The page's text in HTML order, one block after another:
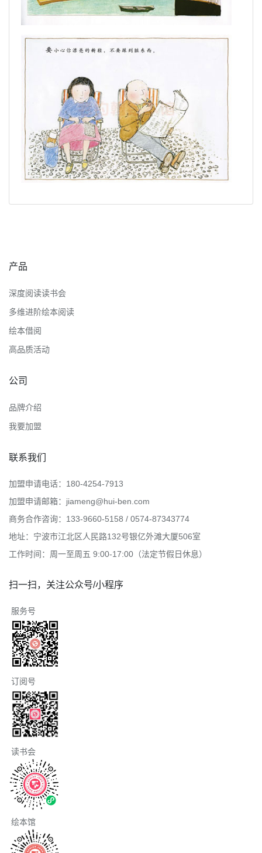
产品
深度阅读读书会
多维进阶绘本阅读
绘本借阅
高品质活动
公司
品牌介绍
我要加盟
联系我们
加盟申请电话：180-4254-7913
加盟申请邮箱：jiameng@hui-ben.com
商务合作咨询：133-9660-5158 / 0574-87343774
地址：宁波市江北区人民路132号银亿外滩大厦506室
工作时间：周一至周五 9:00-17:00（法定节假日休息）
扫一扫，关注公众号/小程序
服务号
订阅号
读书会
绘本馆